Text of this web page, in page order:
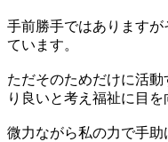
手前勝手ではありますが
ています。
ただそのためだけに活
り良いと考え福祉に目を
微力ながら私の力で手